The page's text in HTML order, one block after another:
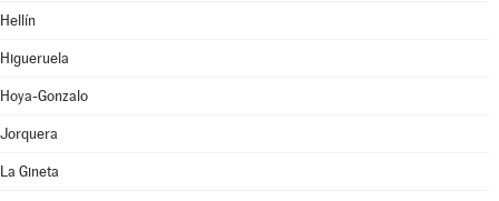
Hellín
Higueruela
Hoya-Gonzalo
Jorquera
La Gineta